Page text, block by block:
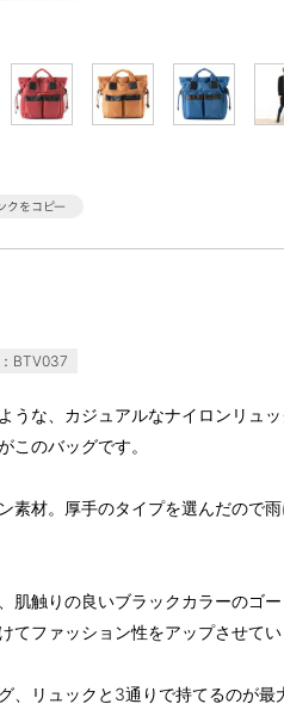
BTV037
うな、カジュアルなナイロンリュ
このバッグです。
素材。厚手のタイプを選んだので
肌触りの良いブラックカラーのゴ
てファッション性をアップさせてい
、リュックと3通りで持てるのが最